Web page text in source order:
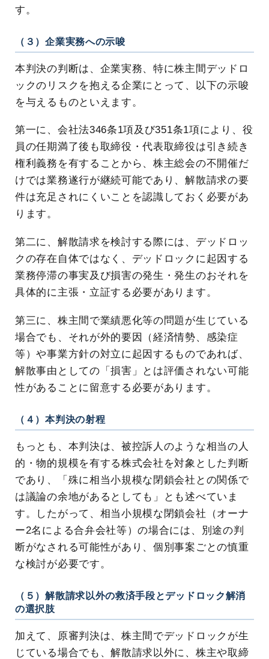
す。
（３）企業実務への示唆
本判決の判断は、企業実務、特に株主間デッドロ
ックのリスクを抱える企業にとって、以下の示唆
を与えるものといえます。
第一に、会社法346条1項及び351条1項により、役
員の任期満了後も取締役・代表取締役は引き続き
権利義務を有することから、株主総会の不開催だ
けでは業務遂行が継続可能であり、解散請求の要
件は充足されにくいことを認識しておく必要があ
ります。
第二に、解散請求を検討する際には、デッドロッ
クの存在自体ではなく、デッドロックに起因する
業務停滞の事実及び損害の発生・発生のおそれを
具体的に主張・立証する必要があります。
第三に、株主間で業績悪化等の問題が生じている
場合でも、それが外的要因（経済情勢、感染症
等）や事業方針の対立に起因するものであれば、
解散事由としての「損害」とは評価されない可能
性があることに留意する必要があります。
（４）本判決の射程
もっとも、本判決は、被控訴人のような相当の人
的・物的規模を有する株式会社を対象とした判断
であり、「殊に相当小規模な閉鎖会社との関係で
は議論の余地があるとしても」とも述べていま
す。したがって、相当小規模な閉鎖会社（オーナ
ー2名による合弁会社等）の場合には、別途の判
断がなされる可能性があり、個別事案ごとの慎重
な検討が必要です。
（５）解散請求以外の救済手段とデッドロック解消
の選択肢
加えて、原審判決は、株主間でデッドロックが生
じている場合でも、解散請求以外に、株主や取締